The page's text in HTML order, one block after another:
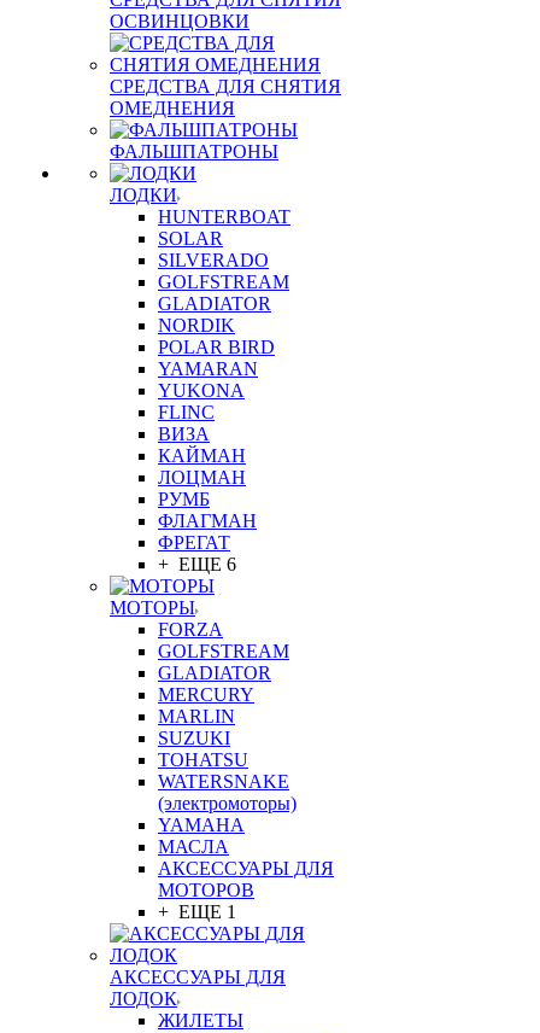
ОСВИНЦОВКИ
СРЕДСТВА ДЛЯ СНЯТИЯ
ОМЕДНЕНИЯ
ФАЛЬШПАТРОНЫ
ЛОДКИ
HUNTERBOAT
SOLAR
SILVERADO
GOLFSTREAM
GLADIATOR
NORDIK
POLAR BIRD
YAMARAN
YUKONA
FLINC
ВИЗА
КАЙМАН
ЛОЦМАН
РУМБ
ФЛАГМАН
ФРЕГАТ
+ ЕЩЕ 6
МОТОРЫ
FORZA
GOLFSTREAM
GLADIATOR
MERCURY
MARLIN
SUZUKI
TOHATSU
WATERSNAKE
(электромоторы)
YAMAHA
МАСЛА
АКСЕССУАРЫ ДЛЯ
МОТОРОВ
+ ЕЩЕ 1
АКСЕССУАРЫ ДЛЯ
ЛОДОК
ЖИЛЕТЫ